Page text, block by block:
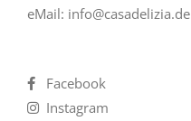
eMail: info@casadelizia.de
Facebook
Instagram